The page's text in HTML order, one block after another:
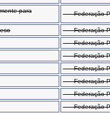
para
Federação
Federação
Federação
Federação
Federação
Federação
Federação
Federação